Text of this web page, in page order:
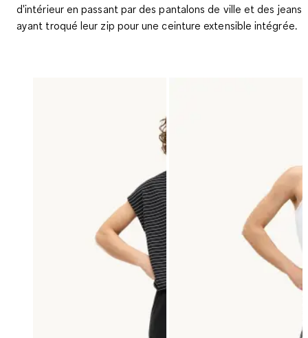
d'intérieur en passant par des pantalons de ville et des jeans
ayant troqué leur zip pour une ceinture extensible intégrée.